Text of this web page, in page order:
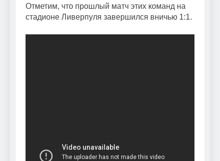
Отметим, что прошлый матч этих команд на
стадионе Ливерпуля завершился вничью 1:1.